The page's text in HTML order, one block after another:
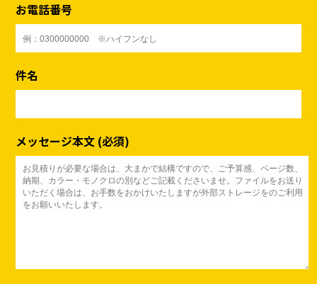
お電話番号
件名
メッセージ本文 (必須)